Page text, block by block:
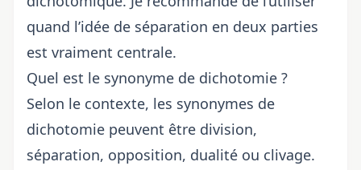
quand l’idée de séparation en deux parties
est vraiment centrale.
Quel est le synonyme de dichotomie ?
Selon le contexte, les synonymes de
dichotomie peuvent être division,
séparation, opposition, dualité ou clivage.